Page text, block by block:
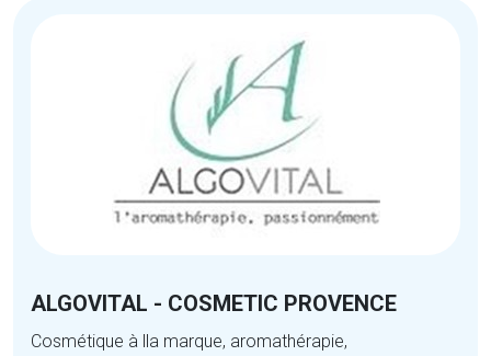
ALGOVITAL - COSMETIC PROVENCE
Cosmétique à lla marque, aromathérapie,